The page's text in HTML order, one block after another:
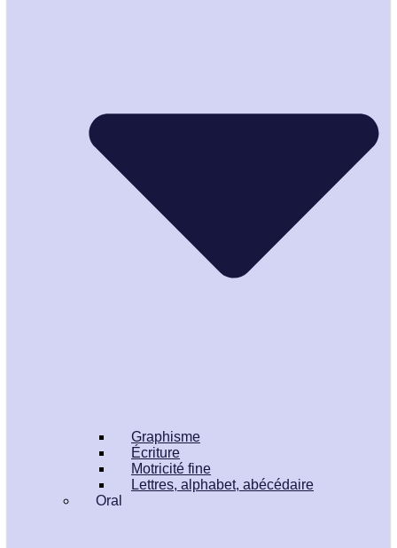
Graphisme
Écriture
Motricité fine
Lettres, alphabet, abécédaire
Oral